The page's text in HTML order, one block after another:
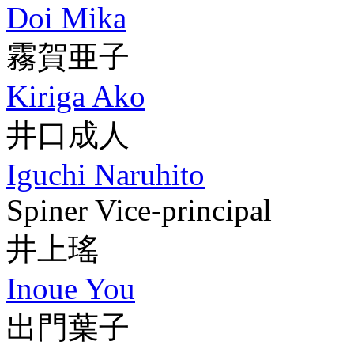
Doi Mika
霧賀亜子
Kiriga Ako
井口成人
Iguchi Naruhito
Spiner Vice-principal
井上瑤
Inoue You
出門葉子